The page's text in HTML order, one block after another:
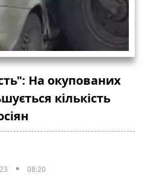
На окупованих
кількість
08:20